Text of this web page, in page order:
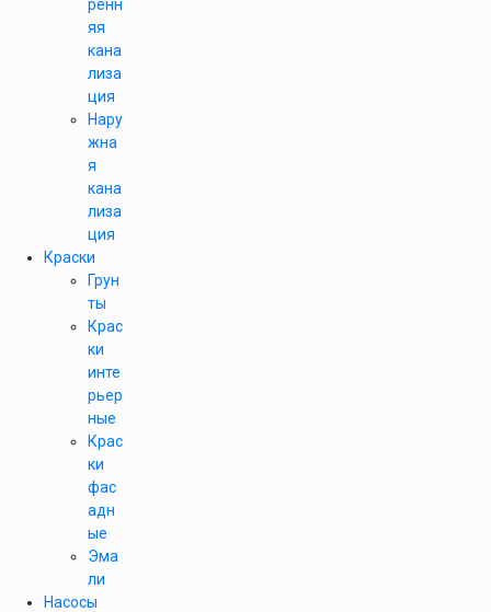
ренн
яя
кана
лиза
ция
Нару
жна
я
кана
лиза
ция
Краски
Грун
ты
Крас
ки
инте
рьер
ные
Крас
ки
фас
адн
ые
Эма
ли
Насосы